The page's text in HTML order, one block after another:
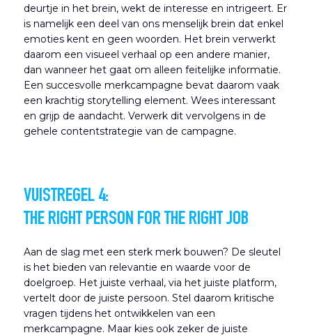
deurtje in het brein, wekt de interesse en intrigeert. Er
is namelijk een deel van ons menselijk brein dat enkel
emoties kent en geen woorden. Het brein verwerkt
daarom een visueel verhaal op een andere manier,
dan wanneer het gaat om alleen feitelijke informatie.
Een succesvolle merkcampagne bevat daarom vaak
een krachtig storytelling element. Wees interessant
en grijp de aandacht. Verwerk dit vervolgens in de
gehele contentstrategie van de campagne.
VUISTREGEL 4:
THE RIGHT PERSON FOR THE RIGHT JOB
Aan de slag met een sterk merk bouwen? De sleutel
is het bieden van relevantie en waarde voor de
doelgroep. Het juiste verhaal, via het juiste platform,
vertelt door de juiste persoon. Stel daarom kritische
vragen tijdens het ontwikkelen van een
merkcampagne. Maar kies ook zeker de juiste